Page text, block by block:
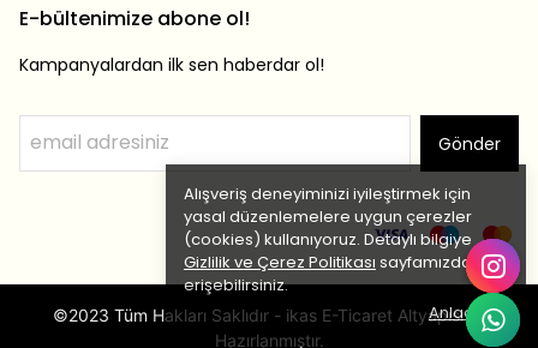
Alışveriş deneyiminizi iyileştirmek için
yasal düzenlemelere uygun çerezler
(cookies) kullanıyoruz. Detaylı bilgiye
Gizlilik ve Çerez Politikası sayfamızdan
erişebilirsiniz.
Anladım
E-bültenimize abone ol!
Kampanyalardan ilk sen haberdar ol!
Gönder
©2023 Tüm Hakları Saklıdır - ikas E-Ticaret Altyapısı ile
Hazırlanmıştır.